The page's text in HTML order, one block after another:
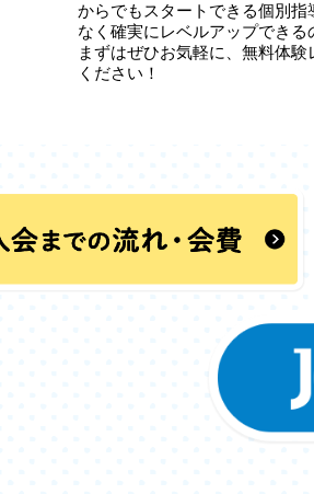
からでもスタートできる個別
なく確実にレベルアップできる
まずはぜひお気軽に、無料体
ください！